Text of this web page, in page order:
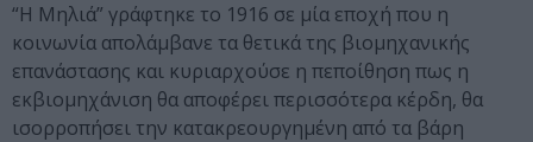
“Η Μηλιά” γράφτηκε το 1916 σε μία εποχή που η
κοινωνία απολάμβανε τα θετικά της βιομηχανικής
επανάστασης και κυριαρχούσε η πεποίθηση πως η
εκβιομηχάνιση θα αποφέρει περισσότερα κέρδη, θα
ισορροπήσει την κατακρεουργημένη από τα βάρη